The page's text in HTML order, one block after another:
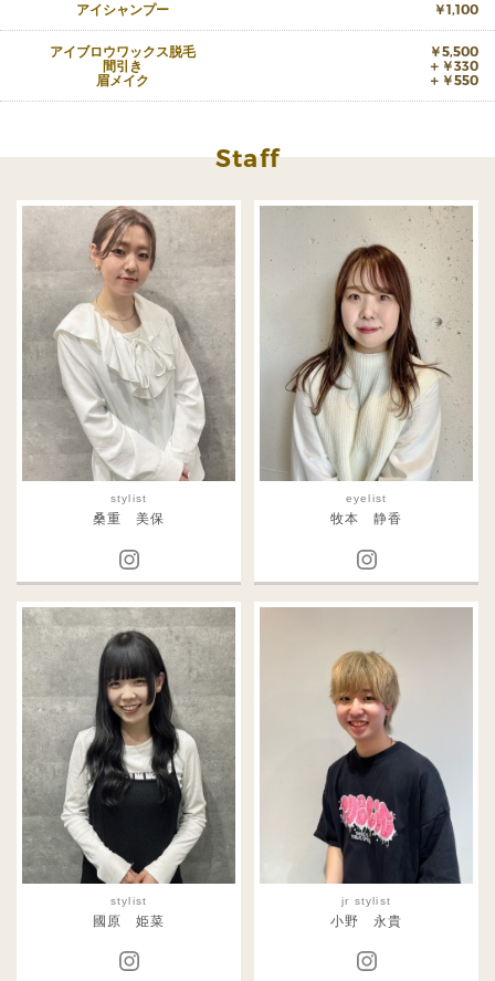
アイシャンプー ￥1,100
アイブロウワックス脱毛
間引き
眉メイク
￥5,500
＋￥330
＋￥550
Staff
stylist
桑重 美保
eyelist
牧本 静香
stylist
國原 姫菜
jr stylist
小野 永貴